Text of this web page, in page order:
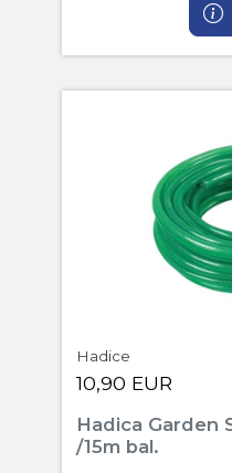
Hadice
10,90 EUR
Hadica Garden
/15m bal.